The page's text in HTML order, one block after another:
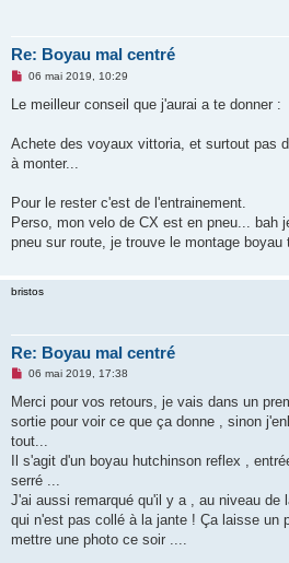
Re: Boyau mal centré
M
s
g
n
l
u
06 mai 2019, 10:29
Le meilleur conseil que j'aurai a te donner :
Achete des voyaux vittoria, et surtout pas
à monter...
Pour le rester c'est de l'entrainement.
Perso, mon velo de CX est en pneu... bah
pneu sur route, je trouve le montage boyau
bristos
Re: Boyau mal centré
M
s
a
g
n
o
l
u
06 mai 2019, 17:38
Merci pour vos retours, je vais dans un
sortie pour voir ce que ça donne , sinon
tout...
Il s'agit d'un boyau hutchinson reflex ,
serré ...
J'ai aussi remarqué qu'il y a , au niveau de
qui n'est pas collé à la jante ! Ça laisse un
mettre une photo ce soir ....